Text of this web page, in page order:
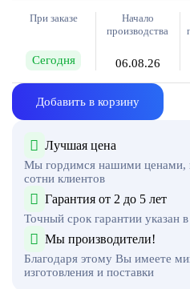
При заказе
Сегодня
Начало
производства
06.08.26
Добавить в корзину
Лучшая цена
Мы гордимся нашими ценами,
сотни клиентов
Гарантия от 2 до 5 лет
Точный срок гарантии указан
Мы производители!
Благодаря этому Вы имеете
изготовления и поставки